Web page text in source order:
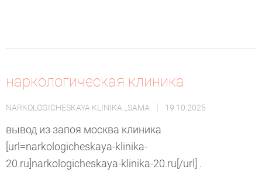
наркологическая клиника
NARKOLOGICHESKAYA KLINIKA _SAMA 19.10.2025
вывод из запоя москва клиника
[url=narkologicheskaya-klinika-
20.ru]narkologicheskaya-klinika-20.ru[/url] .